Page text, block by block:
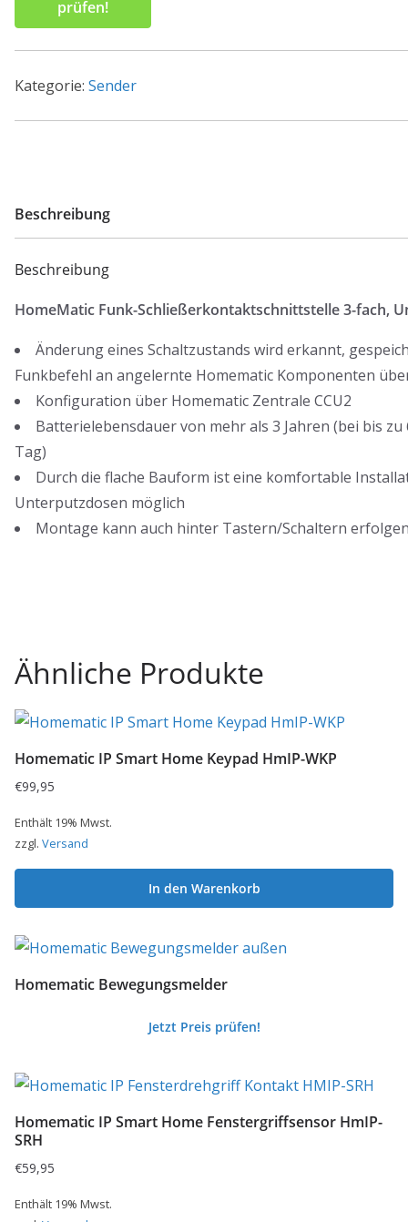
prüfen!
Kategorie: Sender
Beschreibung
Beschreibung
HomeMatic Funk-Schließerkontaktschnittstelle 3-fach,
Änderung eines Schaltzustands wird erkannt,
Funkbefehl an angelernte Homematic Komponenten
Konfiguration über Homematic Zentrale CCU2
Batterielebensdauer von mehr als 3 Jahren (bei bis
Tag)
Durch die flache Bauform ist eine komfortable
Unterputzdosen möglich
Montage kann auch hinter Tastern/Schaltern
Ähnliche Produkte
Homematic IP Smart Home Keypad HmIP-WKP
€99,95
Enthält 19% Mwst.
zzgl. Versand
In den Warenkorb
Homematic Bewegungsmelder
Jetzt Preis prüfen!
Homematic IP Smart Home Fenstergriffsensor HmIP-
SRH
€59,95
Enthält 19% Mwst.